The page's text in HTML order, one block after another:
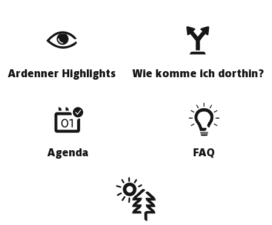
Ardenner Highlights Wie komme ich dorthin?
Agenda FAQ